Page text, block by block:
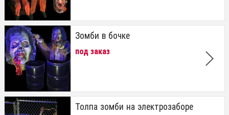
Зомби в бочке
под заказ
Толпа зомби на электрозаборе